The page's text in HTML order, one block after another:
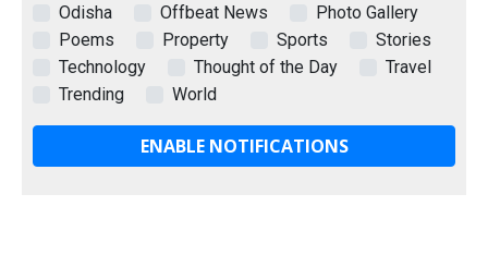
Odisha
Offbeat News
Photo Gallery
Poems
Property Sports
Stories
Technology
Thought of the Day
Travel
Trending
World
ENABLE NOTIFICATIONS